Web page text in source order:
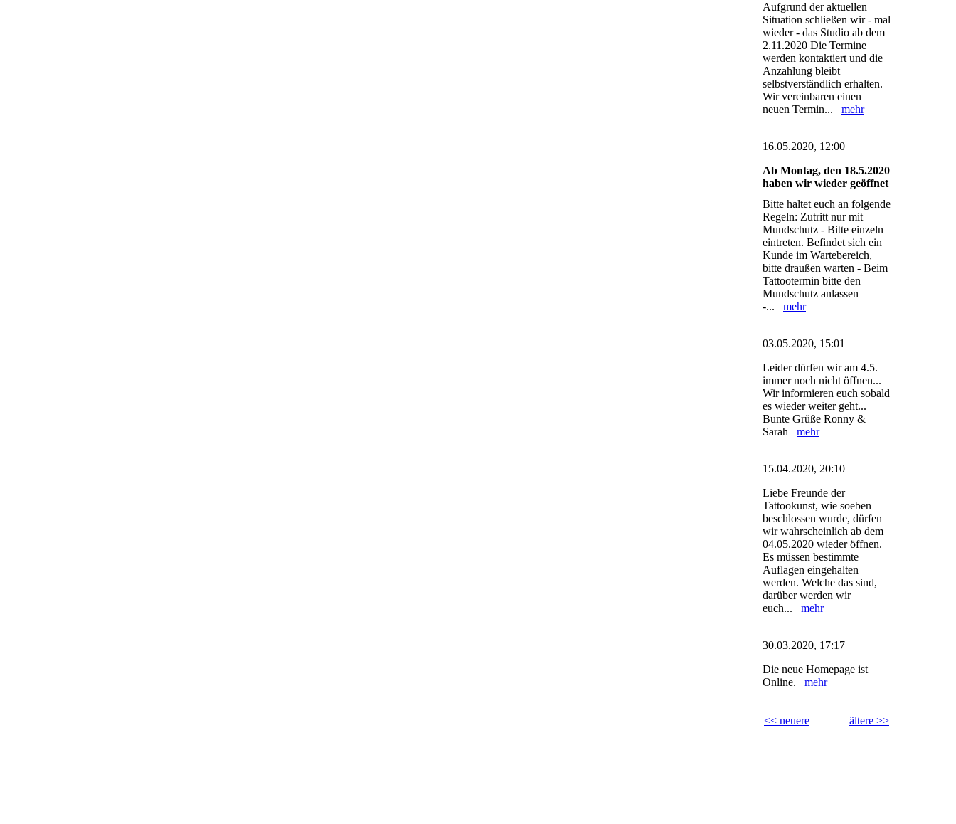
Aufgrund der aktuellen
Situation schließen wir - mal
wieder - das Studio ab dem
2.11.2020 Die Termine
werden kontaktiert und die
Anzahlung bleibt
selbstverständlich erhalten.
Wir vereinbaren einen
neuen Termin... mehr
16.05.2020, 12:00
Ab Montag, den 18.5.2020
haben wir wieder geöffnet
Bitte haltet euch an folgende
Regeln: Zutritt nur mit
Mundschutz - Bitte einzeln
eintreten. Befindet sich ein
Kunde im Wartebereich,
bitte draußen warten - Beim
Tattootermin bitte den
Mundschutz anlassen
-... mehr
03.05.2020, 15:01
Leider dürfen wir am 4.5.
immer noch nicht öffnen...
Wir informieren euch sobald
es wieder weiter geht...
Bunte Grüße Ronny &
Sarah mehr
15.04.2020, 20:10
Liebe Freunde der
Tattookunst, wie soeben
beschlossen wurde, dürfen
wir wahrscheinlich ab dem
04.05.2020 wieder öffnen.
Es müssen bestimmte
Auflagen eingehalten
werden. Welche das sind,
darüber werden wir
euch... mehr
30.03.2020, 17:17
Die neue Homepage ist
Online. mehr
<< neuere ältere >>